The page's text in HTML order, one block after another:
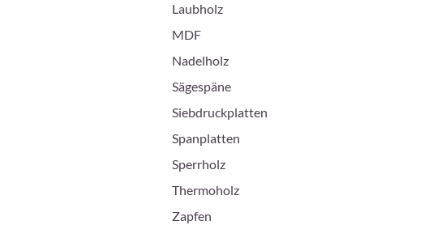
Laubholz
MDF
Nadelholz
Sägespäne
Siebdruckplatten
Spanplatten
Sperrholz
Thermoholz
Zapfen